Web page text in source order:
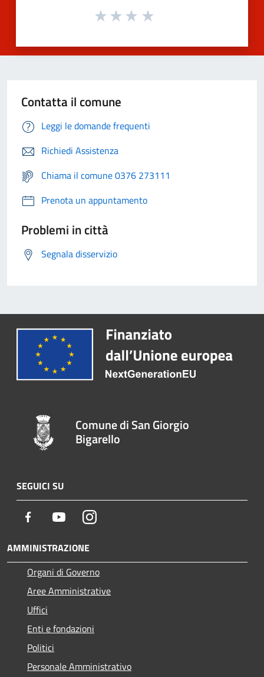
Contatta il comune
Leggi le domande frequenti
Richiedi Assistenza
Chiama il comune 0376 273111
Prenota un appuntamento
Problemi in città
Segnala disservizio
Comune di San Giorgio
Bigarello
SEGUICI SU
Facebook YoutubeInstagram
AMMINISTRAZIONE
Organi di Governo
Aree Amministrative
Uffici
Enti e fondazioni
Politici
Personale Amministrativo